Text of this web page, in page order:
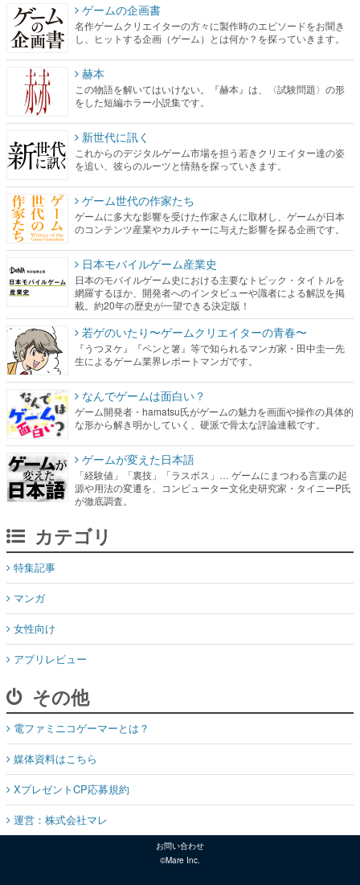
ゲームの企画書
名作ゲームクリエイターの方々に製作時のエピソードをお聞き
し、ヒットする企画（ゲーム）とは何か？を探っていきます。
赫本
この物語を解いてはいけない。『赫本』は、〈試験問題〉の形
をした短編ホラー小説集です。
新世代に訊く
これからのデジタルゲーム市場を担う若きクリエイター達の姿
を追い、彼らのルーツと情熱を探っていきます。
ゲーム世代の作家たち
ゲームに多大な影響を受けた作家さんに取材し、ゲームが日本
のコンテンツ産業やカルチャーに与えた影響を探る企画です。
日本モバイルゲーム産業史
日本のモバイルゲーム史における主要なトピック・タイトルを
網羅するほか、開発者へのインタビューや識者による解説を掲
載。約20年の歴史が一望できる決定版！
若ゲのいたり〜ゲームクリエイターの青春〜
『うつヌケ』『ペンと箸』等で知られるマンガ家・田中圭一先
生によるゲーム業界レポートマンガです。
なんでゲームは面白い？
ゲーム開発者・hamatsu氏がゲームの魅力を画面や操作の具体的
な形から解き明かしていく、硬派で骨太な評論連載です。
ゲームが変えた日本語
「経験値」「裏技」「ラスボス」… ゲームにまつわる言葉の起
源や用法の変遷を、コンピューター文化史研究家・タイニーP氏
が徹底調査。
カテゴリ
特集記事
マンガ
女性向け
アプリレビュー
その他
電ファミニコゲーマーとは？
媒体資料はこちら
XプレゼントCP応募規約
運営：株式会社マレ
お問い合わせ
©Mare Inc.